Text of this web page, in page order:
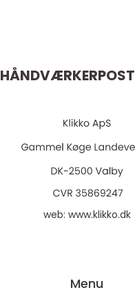
web: www.klikko.dk
Menu